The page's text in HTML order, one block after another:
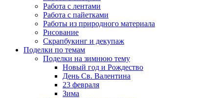
Работа с лентами
Работа с пайетками
Работы из природного материала
Рисование
Скрапбукинг и декупаж
Поделки по темам
Поделки на зимнюю тему
Новый год и Рождество
День Св. Валентина
23 февраля
Зима